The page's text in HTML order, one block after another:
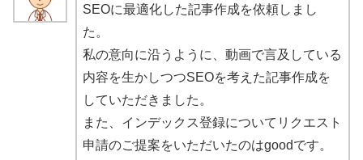
SEOに最適化した記事作成を依頼しまし
た。
私の意向に沿うように、動画で言及している
内容を生かしつつSEOを考えた記事作成を
していただきました。
また、インデックス登録についてリクエスト
申請のご提案をいただいたのはgoodです。